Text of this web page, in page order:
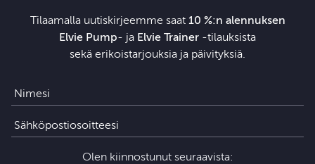
Tilaamalla uutiskirjeemme saat 10 %:n alennuksen
Elvie Pump- ja Elvie Trainer ‑tilauksista
sekä erikoistarjouksia ja päivityksiä.
Olen kiinnostunut seuraavista: